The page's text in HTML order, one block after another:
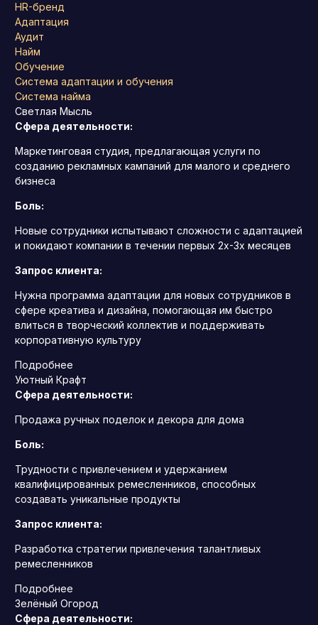
HR-бренд
Адаптация
Аудит
Найм
Обучение
Система адаптации и обучения
Система найма
Светлая Мысль
Сфера деятельности:
Маркетинговая студия, предлагающая услуги по
созданию рекламных кампаний для малого и среднего
бизнеса
Боль:
Новые сотрудники испытывают сложности с адаптацией
и покидают компании в течении первых 2х-3х месяцев
Запрос клиента:
Нужна программа адаптации для новых сотрудников в
сфере креатива и дизайна, помогающая им быстро
влиться в творческий коллектив и поддерживать
корпоративную культуру
Подробнее
Уютный Крафт
Сфера деятельности:
Продажа ручных поделок и декора для дома
Боль:
Трудности с привлечением и удержанием
квалифицированных ремесленников, способных
создавать уникальные продукты
Запрос клиента:
Разработка стратегии привлечения талантливых
ремесленников
Подробнее
Зелёный Огород
Сфера деятельности: